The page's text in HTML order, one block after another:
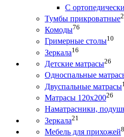
С
Тумбы прикроватные
Комоды76
Гримерные столы10
Зеркала16
Детские матрасы26
Односпальные
Двуспальные матрасы
Матрасы 120х20026
Наматрасники,
Зеркала21
Мебель для прихожей